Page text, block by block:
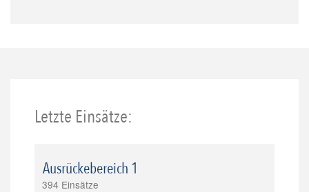
Letzte Einsätze:
Ausrückebereich 1
394 Einsätze